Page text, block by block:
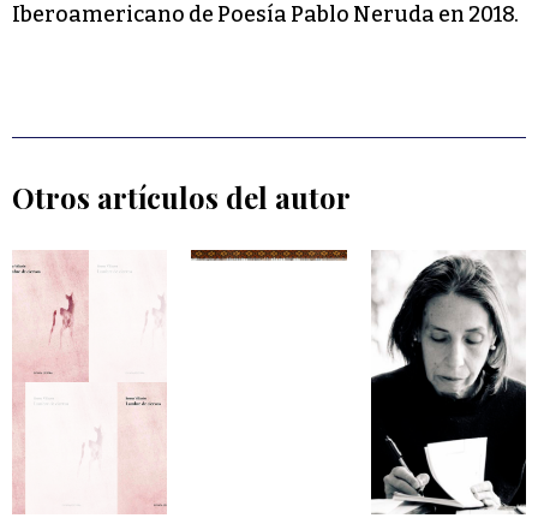
Iberoamericano de Poesía Pablo Neruda en 2018.
Otros artículos del autor